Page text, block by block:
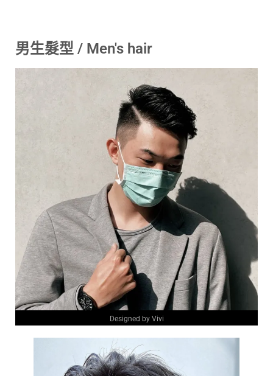
男生髮型 / Men's hair
Designed by Vivi